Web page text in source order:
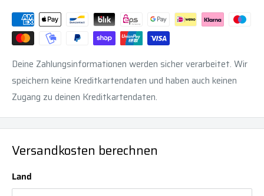
Deine Zahlungsinformationen werden sicher verarbeitet. Wir
speichern keine Kreditkartendaten und haben auch keinen
Zugang zu deinen Kreditkartendaten.
Versandkosten berechnen
Land